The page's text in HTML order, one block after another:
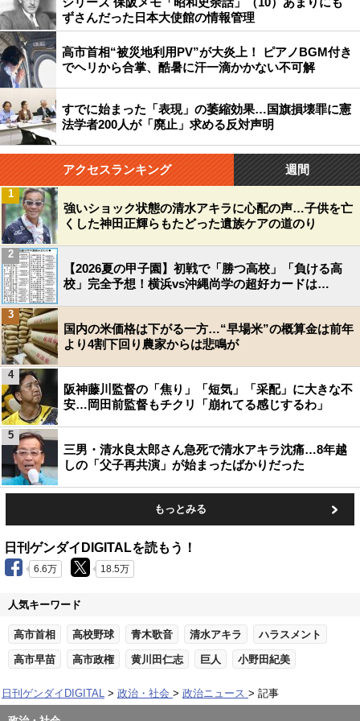
ずさんだった日本大使館の情報管理
高市首相“被災地利用PV”が大炎上！ ピアノBGM付き
でヘリから合掌、酷暑に汗一滴かかない不可解
すでに始まった「表現」の萎縮効果…国旗損壊罪に憲
法学者200人が「廃止」求める反対声明
アクセスランキング 週間
強いショック状態の清水アキラに心配の声…子供を亡
くした神田正輝らもたどった遺族ケアの道のり
1
【2026夏の甲子園】初戦で「勝つ高校」「負ける高
校」完全予想！横浜vs沖縄尚学の超好カードは…
2
国内の米価格は下がる一方…“早場米”の概算金は前年
より4割下回り農家からは悲鳴が
3
阪神藤川監督の「焦り」「短気」「采配」に大きな不
安…岡田前監督もチクリ「崩れてる感じするわ」
4
三男・清水良太郎さん急死で清水アキラ沈痛…8年越
しの「父子再共演」が始まったばかりだった
5
もっとみる
日刊ゲンダイDIGITALを読もう！
6.6万 18.5万
人気キーワード
高市首相 高校野球 青木歌音 清水アキラ ハラスメント
高市早苗 高市政権 黄川田仁志 巨人 小野田紀美
日刊ゲンダイDIGITAL 政治・社会 政治ニュース 記事